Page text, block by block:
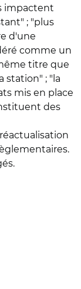
impactent
; "plus
d'une
comme un
titre que
station" ; "la
mis en place
des